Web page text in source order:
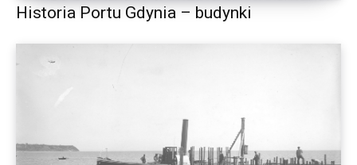
Historia Portu Gdynia – budynki